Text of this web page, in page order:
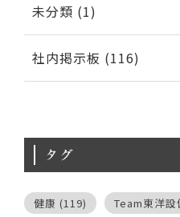
未分類 (1)
社内掲示板 (116)
タグ
健康 (119) Team東洋設